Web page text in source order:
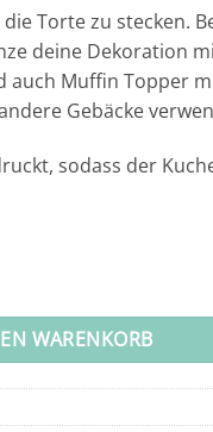
Torte zu stecken.
deine Dekoration
auch Muffin Topper
Gebäcke
sodass der
WARENKORB